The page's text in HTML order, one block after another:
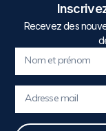
Recevez des